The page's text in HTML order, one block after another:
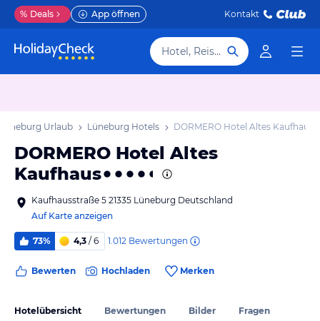
% Deals App öffnen Kontakt
Hotel, Reiseziel
Lüneburg Urlaub Lüneburg Hotels DORMERO Hotel Altes Kaufhaus
DORMERO Hotel Altes
Kaufhaus
Kaufhausstraße 5 21335 Lüneburg Deutschland
Auf Karte anzeigen
73% 4,3 / 6 1.012 Bewertungen
Bewerten Hochladen Merken
Hotelübersicht Bewertungen Bilder Fragen